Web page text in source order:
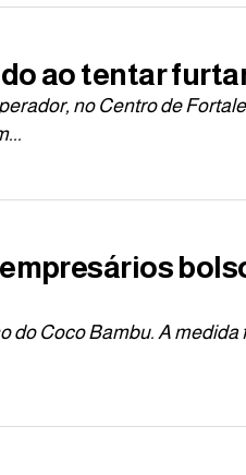
ao tentar
no Centro de
do Coco Bambu. A